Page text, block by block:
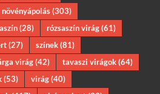
növényápolás(303)
(28) rózsaszín virág(61)
(27) színek(81)
virág(42) tavaszi virágok(64)
(53) virág(40)